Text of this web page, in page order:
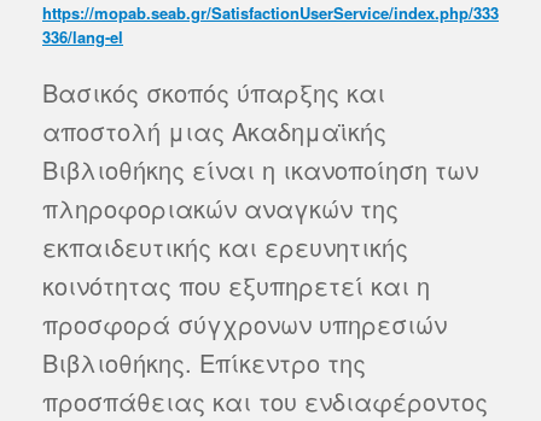
https://mopab.seab.gr/SatisfactionUserService/index.php/333
336/lang-el
Βασικός σκοπός ύπαρξης και
αποστολή μιας Ακαδημαϊκής
Βιβλιοθήκης είναι η ικανοποίηση των
πληροφοριακών αναγκών της
εκπαιδευτικής και ερευνητικής
κοινότητας που εξυπηρετεί και η
προσφορά σύγχρονων υπηρεσιών
Βιβλιοθήκης. Επίκεντρο της
προσπάθειας και του ενδιαφέροντος